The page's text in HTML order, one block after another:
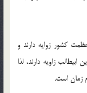
کشور زوایه دارند و
زاویه دارند، لذا
زمان است.